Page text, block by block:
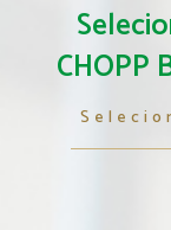
CHOPP